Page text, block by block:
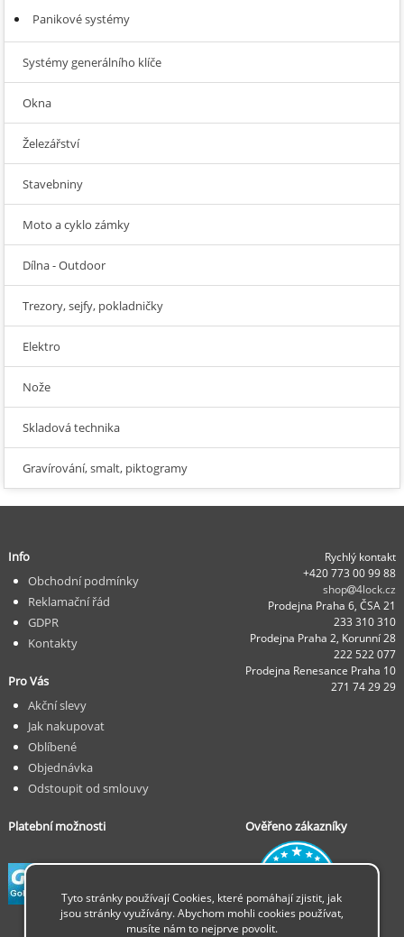
Panikové systémy
Systémy generálního klíče
Okna
Železářství
Stavebniny
Moto a cyklo zámky
Dílna - Outdoor
Trezory, sejfy, pokladničky
Elektro
Nože
Skladová technika
Gravírování, smalt, piktogramy
Rychlý kontakt
+420 773 00 99 88
shop
4lock.cz
Prodejna Praha 6, ČSA 21
233 310 310
Prodejna Praha 2, Korunní 28
222 522 077
Prodejna Renesance Praha 10
271 74 29 29
Info
Obchodní podmínky
Reklamační řád
GDPR
Kontakty
Pro Vás
Akční slevy
Jak nakupovat
Oblíbené
Objednávka
Odstoupit od smlouvy
Platební možnosti Ověřeno zákazníky
Tyto stránky používají Cookies, které pomáhají zjistit, jak
jsou stránky využívány. Abychom mohli cookies používat,
musíte nám to nejprve povolit.